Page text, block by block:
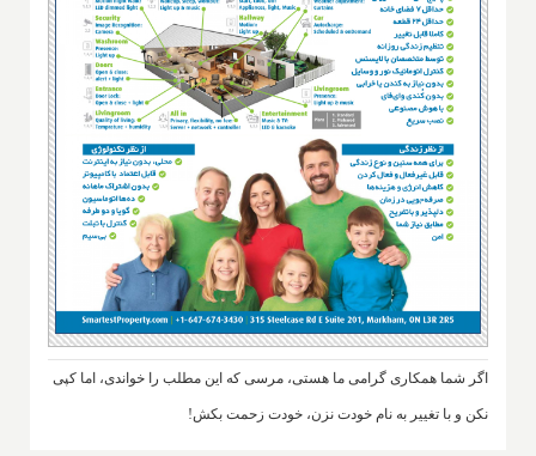
اگر شما همکاری گرامی ما هستی، مرسی که این مطلب را خواندی، اما کپی
نکن و با تغییر به نام خودت نزن، خودت زحمت بکش!